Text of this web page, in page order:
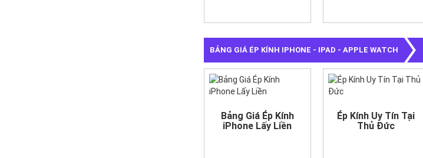
BẢNG GIÁ ÉP KÍNH IPHONE - IPAD - APPLE WATCH
Bảng Giá Ép Kính
iPhone Lấy Liền
Ép Kính Uy Tín Tại
Thủ Đức